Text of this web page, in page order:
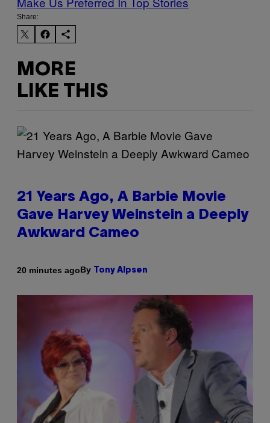
Share:
MORE
LIKE THIS
21 Years Ago, A Barbie Movie
Gave Harvey Weinstein a Deeply
Awkward Cameo
20 minutes agoBy Tony Alpsen